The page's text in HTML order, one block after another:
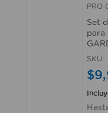
PRO
Set
para
SKU:
$9,